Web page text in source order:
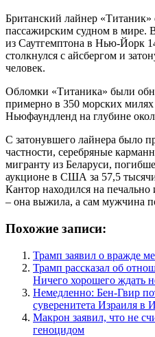
Британский лайнер
пассажирским судном в мире.
из Саутгемптона в Нью-Йорк
столкнулся с айсбергом и
человек.
Обломки «Титаника» были
примерно в 350 морских милях
Ньюфаундленд на глубине
С затонувшего лайнера было
частности, серебряные
мигранту из Беларуси,
аукционе в США за 57,5
Кантор находился на печально
– она выжила, а сам мужчина
Похожие записи:
Трамп заявил о вражде
Трамп рассказал об
Ничего хорошего ждать
Немедленно: Бен-Гвир
суверенитета Израиля в
Макрон заявил, что не
геноцидом